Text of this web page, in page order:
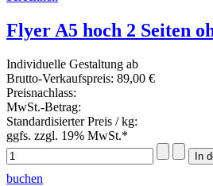
Flyer A5 hoch 2 Seiten
Individuelle Gestaltung ab
Brutto-Verkaufspreis: 89,00 €
Preisnachlass:
MwSt.-Betrag:
Standardisierter Preis / kg:
ggfs. zzgl. 19% MwSt.*
buchen